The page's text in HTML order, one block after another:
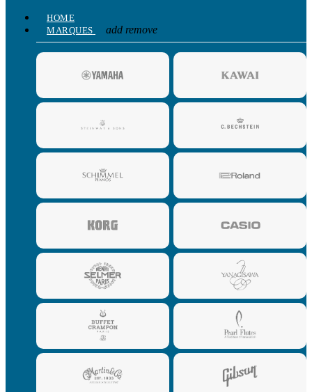
HOME
MARQUES
add remove